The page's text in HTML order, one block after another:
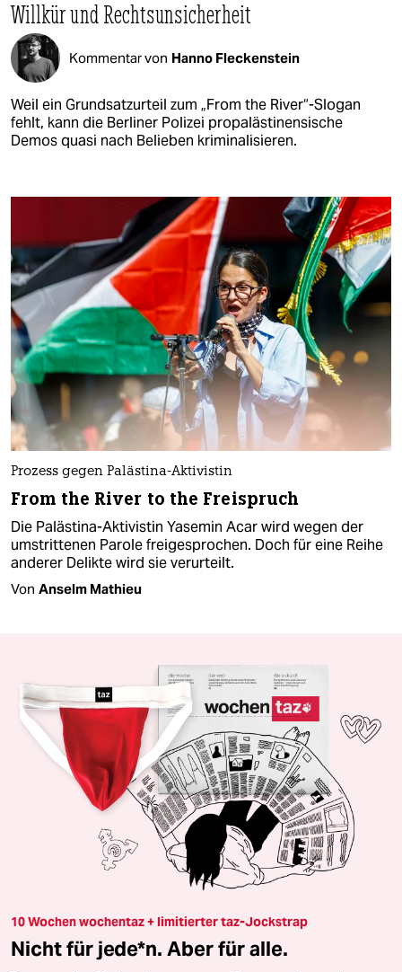
Willkür und Rechtsunsicherheit
Kommentar von Hanno Fleckenstein
Weil ein Grundsatzurteil zum „From the River“-Slogan
fehlt, kann die Berliner Polizei propalästinensische
Demos quasi nach Belieben kriminalisieren.
Prozess gegen Palästina-Aktivistin
From the River to the Freispruch
Die Palästina-Aktivistin Yasemin Acar wird wegen der
umstrittenen Parole freigesprochen. Doch für eine Reihe
anderer Delikte wird sie verurteilt.
Von Anselm Mathieu
10 Wochen wochentaz + limitierter taz-Jockstrap
Nicht für jede*n. Aber für alle.